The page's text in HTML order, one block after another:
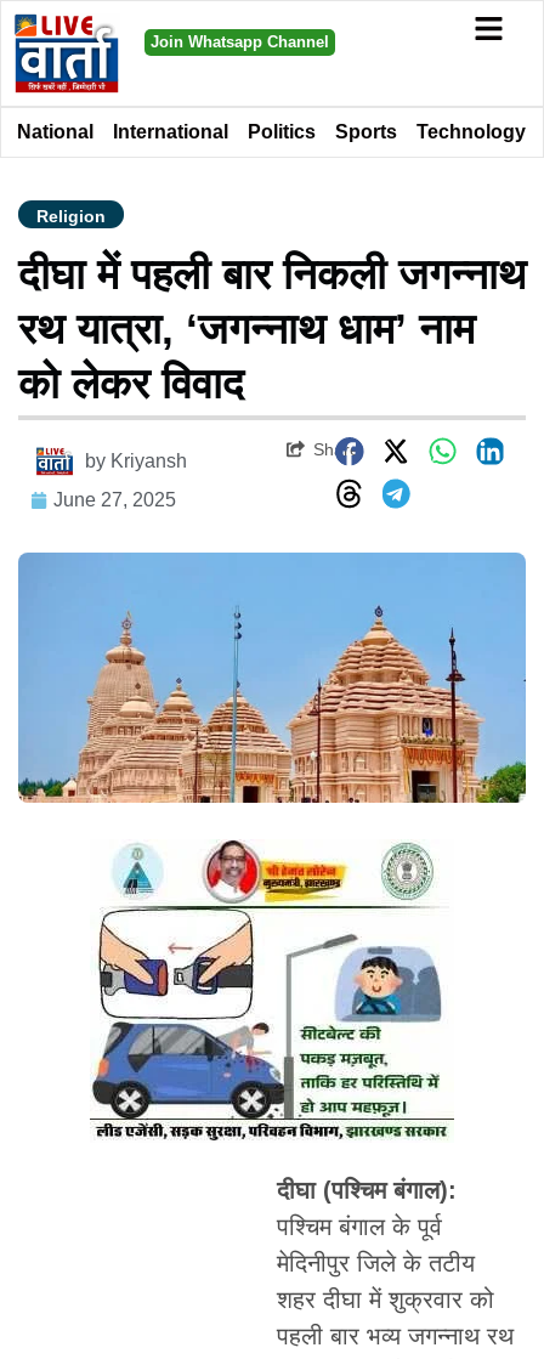
Join Whatsapp Channel
National International Politics Sports Technology
Religion
दीघा में पहली बार निकली जगन्नाथ
रथ यात्रा, ‘जगन्नाथ धाम’ नाम
को लेकर विवाद
by Kriyansh
June 27, 2025
Share
दीघा (पश्चिम बंगाल):
पश्चिम बंगाल के पूर्व
मेदिनीपुर जिले के तटीय
शहर दीघा में शुक्रवार को
पहली बार भव्य जगन्नाथ रथ